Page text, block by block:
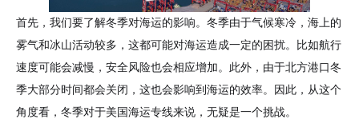
首先，我们要了解冬季对海运的影响。冬季由于气候寒冷，海上的
雾气和冰山活动较多，这都可能对海运造成一定的困扰。比如航行
速度可能会减慢，安全风险也会相应增加。此外，由于北方港口冬
季大部分时间都会关闭，这也会影响到海运的效率。因此，从这个
角度看，冬季对于美国海运专线来说，无疑是一个挑战。